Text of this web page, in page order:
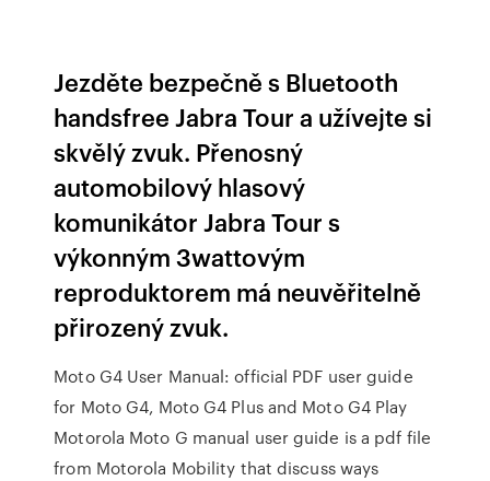
Jezděte bezpečně s Bluetooth
handsfree Jabra Tour a užívejte si
skvělý zvuk. Přenosný
automobilový hlasový
komunikátor Jabra Tour s
výkonným 3wattovým
reproduktorem má neuvěřitelně
přirozený zvuk.
Moto G4 User Manual: official PDF user guide
for Moto G4, Moto G4 Plus and Moto G4 Play
Motorola Moto G manual user guide is a pdf file
from Motorola Mobility that discuss ways